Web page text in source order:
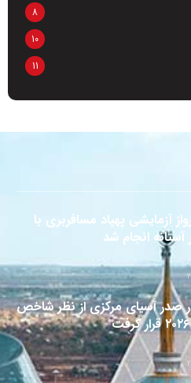
8
10
11
آزمایشی پهپاد مسافربری با
انجام شد
صدر آسیای مرکزی از نظر شاخص